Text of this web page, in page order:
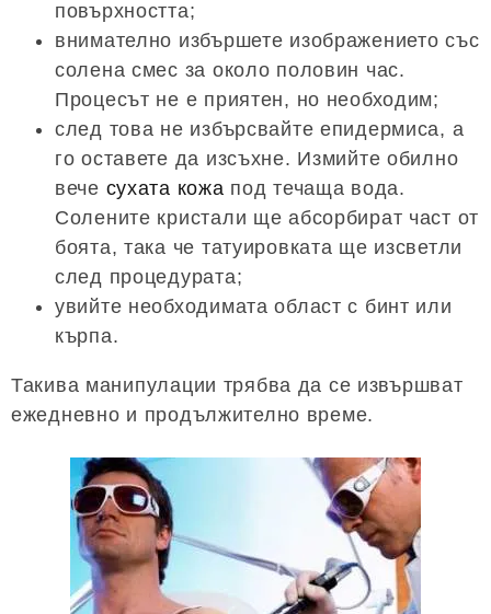
повърхността;
внимателно избършете изображението със
солена смес за около половин час.
Процесът не е приятен, но необходим;
след това не избърсвайте епидермиса, а
го оставете да изсъхне. Измийте обилно
вече сухата кожа под течаща вода.
Солените кристали ще абсорбират част от
боята, така че татуировката ще изсветли
след процедурата;
увийте необходимата област с бинт или
кърпа.
Такива манипулации трябва да се извършват
ежедневно и продължително време.